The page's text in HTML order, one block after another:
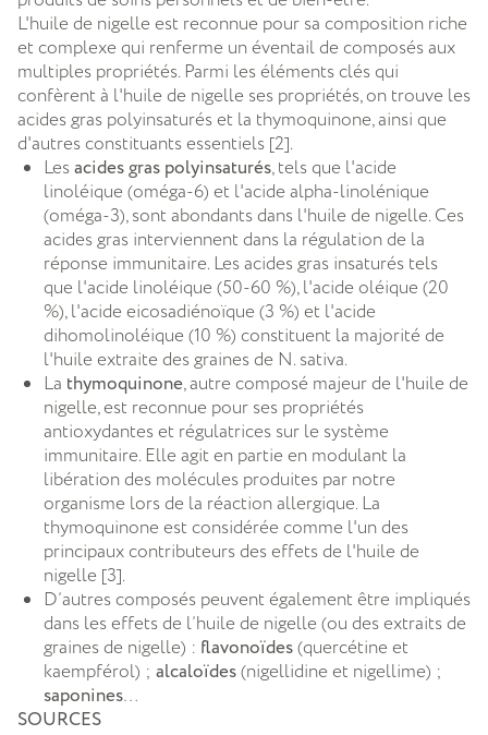
L'huile de nigelle est reconnue pour sa composition riche
et complexe qui renferme un éventail de composés aux
multiples propriétés. Parmi les éléments clés qui
confèrent à l'huile de nigelle ses propriétés, on trouve les
acides gras polyinsaturés et la thymoquinone, ainsi que
d'autres constituants essentiels [2].
Lesacides gras polyinsaturés, tels que l'acide
linoléique (oméga-6) et l'acide alpha-linolénique
(oméga-3), sont abondants dans l'huile de nigelle. Ces
acides gras interviennent dans la régulation de la
réponse immunitaire. Les acides gras insaturés tels
que l'acide linoléique (50-60 %), l'acide oléique (20
%), l'acide eicosadiénoïque (3 %) et l'acide
dihomolinoléique (10 %) constituent la majorité de
l'huile extraite des graines de N. sativa.
La thymoquinone, autre composé majeur de l'huile de
nigelle, est reconnue pour ses propriétés
antioxydantes et régulatrices sur le système
immunitaire. Elle agit en partie en modulant la
libération des molécules produites par notre
organisme lors de la réaction allergique. La
thymoquinone est considérée comme l'un des
principaux contributeurs des effets de l'huile de
nigelle [3].
D’autres composés peuvent également être impliqués
dans les effets de l’huile de nigelle (ou des extraits de
graines de nigelle) : flavonoïdes(quercétine et
kaempférol) ; alcaloïdes(nigellidine et nigellime) ;
saponines…
SOURCES